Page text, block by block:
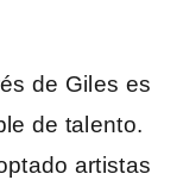
de Giles es
de talento.
artistas